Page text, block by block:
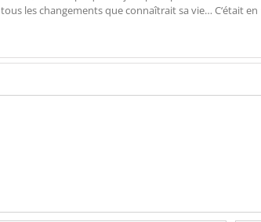
les changements que connaîtrait sa vie… C‘était en